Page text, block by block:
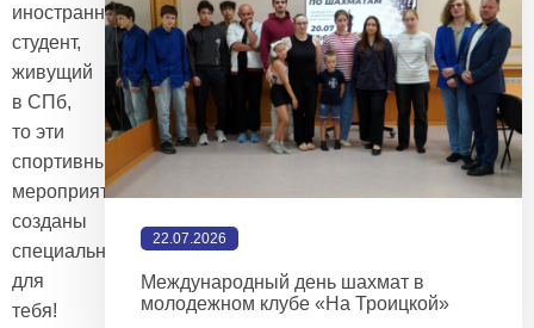
иностранный
студент,
живущий
в СПб,
то эти
спортивные
мероприятия
созданы
специально
для
тебя!
22.07.2026
Международный день шахмат в
молодежном клубе «На Троицкой»